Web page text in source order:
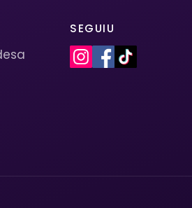
SEGUIU